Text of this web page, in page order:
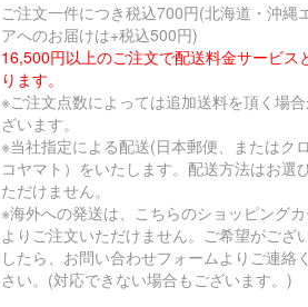
ご注文一件につき税込700円(北海道・沖縄
アへのお届けは+税込500円)
16,500円以上のご注文で配送料金サービス
ります。
※ご注文点数によっては追加送料を頂く場
ざいます。
※当社指定による配送(日本郵便、またはク
コヤマト）をいたします。配送方法はお選
ただけません。
※海外への発送は、こちらのショッピングカ
よりご注文いただけません。ご希望がござ
したら、お問い合わせフォームよりご連絡
さい。(対応できない場合もございます。)